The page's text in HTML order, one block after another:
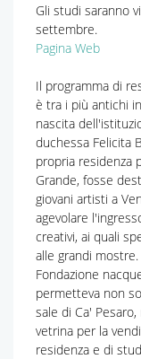
Gli studi saranno
settembre.
Pagina Web
Il programma di
è tra i più antichi
nascita
duchessa Felicita
propria residenza
Grande, fosse
giovani artisti a
agevolare
creativi, ai quali
alle grandi
Fondazione
permetteva non
sale di Ca'
vetrina per la
residenza e di